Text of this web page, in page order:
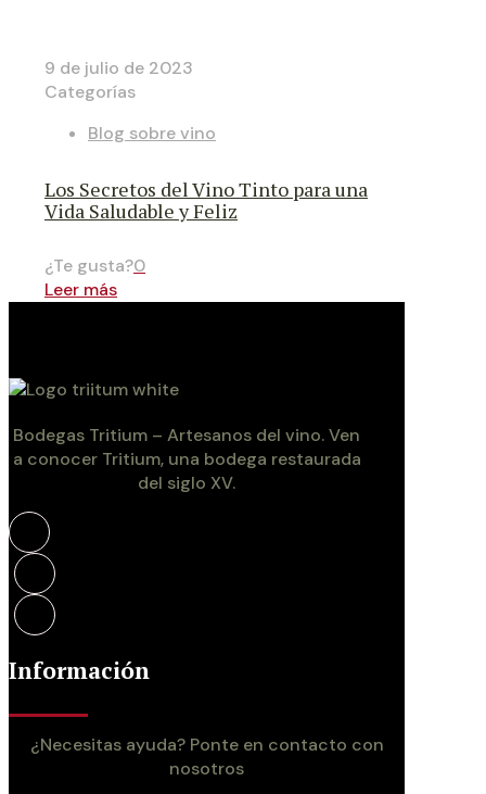
9 de julio de 2023
Categorías
Blog sobre vino
Los Secretos del Vino Tinto para una
Vida Saludable y Feliz
¿Te gusta?0
Leer más
Bodegas Tritium – Artesanos del vino. Ven
a conocer Tritium, una bodega restaurada
del siglo XV.
Información
¿Necesitas ayuda? Ponte en contacto con
nosotros